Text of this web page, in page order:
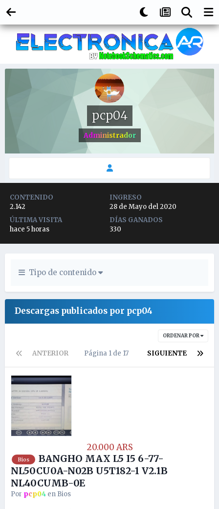
pcp04
Administrador
CONTENIDO
2.142
INGRESO
28 de Mayo del 2020
ÚLTIMA VISITA
hace 5 horas
DÍAS GANADOS
330
Tipo de contenido
Descargas publicados por pcp04
ORDENAR POR
ANTERIOR SIGUIENTE
Página 1 de 17
20.000 ARS
Bios
BANGHO MAX L5 I5 6-77-
NL50CU0A-N02B U5T182-1 V2.1B
NL40CUMB-0E
Por pcp04 en Bios